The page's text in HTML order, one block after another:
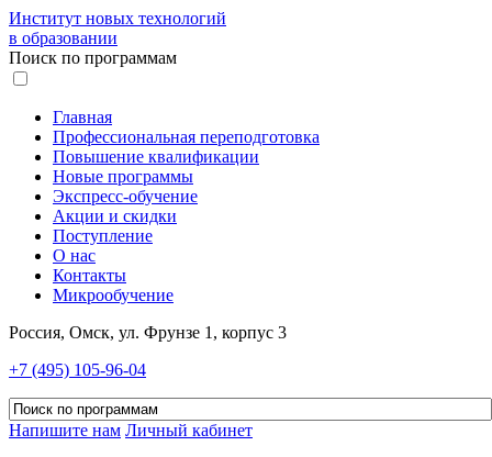
Институт новых технологий
в образовании
Поиск по программам
Главная
Профессиональная переподготовка
Повышение квалификации
Новые программы
Экспресс-обучение
Акции и скидки
Поступление
О нас
Контакты
Микрообучение
Россия, Омск, ул. Фрунзе 1, корпус 3
+7 (495) 105-96-04
Напишите нам Личный кабинет